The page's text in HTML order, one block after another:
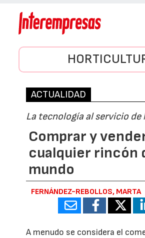
ACTUALIDAD
La tecnología al servicio de
Comprar y
cualquier rincón
mundo
FERNÁNDEZ-REBOLLOS, MARTA
A menudo se considera el